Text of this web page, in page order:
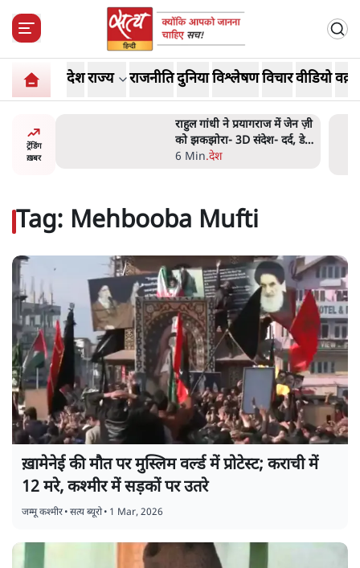
देशराज्य राजनीतिदुनियाविश्लेषणविचारवीडियो
ट्रेंडिंग
ख़बर
में जेन ज़ी
संदेश- दर्द, डेटा,
ममता बनर्जी की गाड़ी पर पत्थर-
कीचड़ से हमला- आरोप लगाया,
'मेरी जान भी जा सकती थी'
8 Min
Tag: Mehbooba Mufti
ख़ामेनेई की मौत पर मुस्लिम वर्ल्ड में प्रोटेस्ट; कराची में
12 मरे, कश्मीर में सड़कों पर उतरे
जम्मू कश्मीर•सत्य ब्यूरो• 1 Mar, 2026